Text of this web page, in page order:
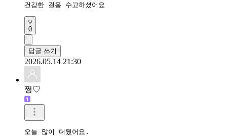
건강한 걸음 수고하셨어요
0
답글 쓰기
2026.05.14 21:30
쩡♡
오늘 많이 더웠어요.